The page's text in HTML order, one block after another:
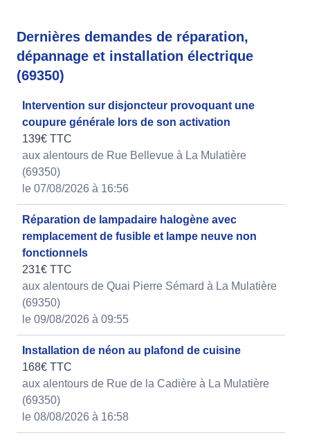
Dernières demandes de réparation,
dépannage et installation électrique
(69350)
Intervention sur disjoncteur provoquant une
coupure générale lors de son activation
139€ TTC
aux alentours de Rue Bellevue à La Mulatière
(69350)
le 07/08/2026 à 16:56
Réparation de lampadaire halogène avec
remplacement de fusible et lampe neuve non
fonctionnels
231€ TTC
aux alentours de Quai Pierre Sémard à La Mulatière
(69350)
le 09/08/2026 à 09:55
Installation de néon au plafond de cuisine
168€ TTC
aux alentours de Rue de la Cadière à La Mulatière
(69350)
le 08/08/2026 à 16:58